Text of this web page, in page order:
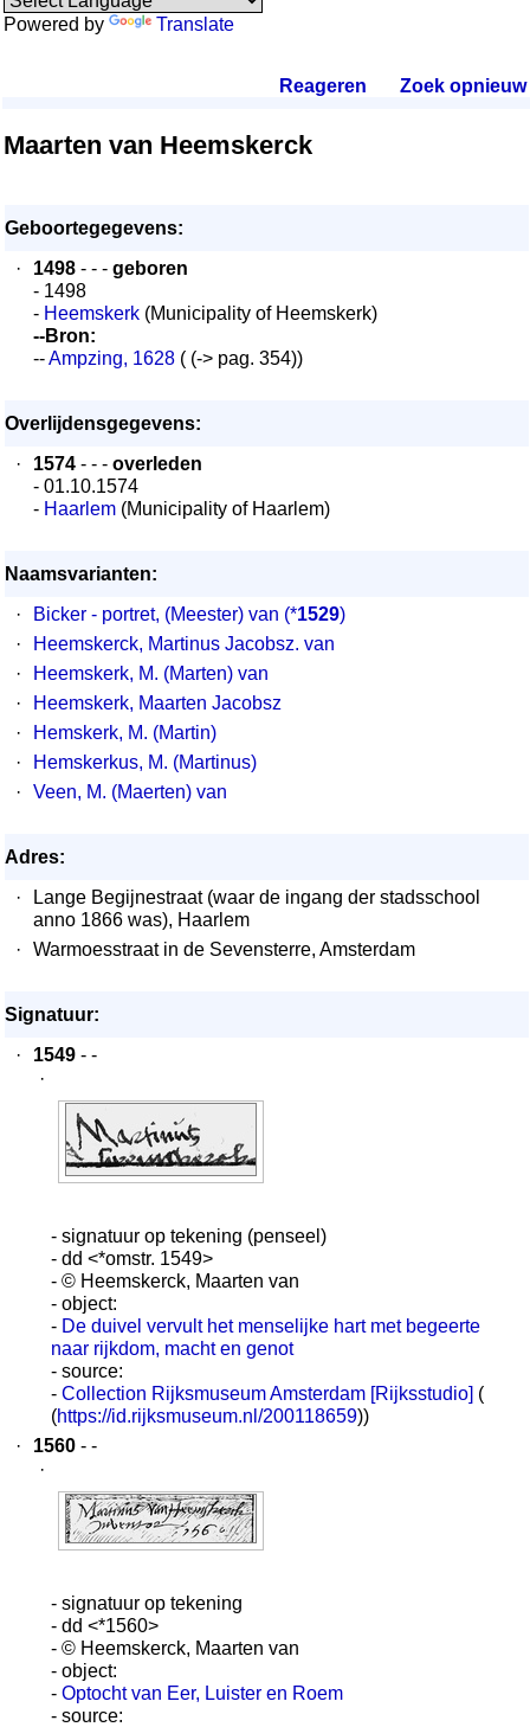
Powered by Translate
Reageren Zoek opnieuw.
Maarten van Heemskerck
Geboortegegevens:
·
1498 - - - geboren
- 1498
- Heemskerk (Municipality of Heemskerk)
--Bron:
--Ampzing, 1628 ( (-> pag. 354))
Overlijdensgegevens:
·
1574 - - - overleden
- 01.10.1574
- Haarlem (Municipality of Haarlem)
Naamsvarianten:
·
Bicker - portret, (Meester) van (*1529)
·
Heemskerck, Martinus Jacobsz. van
·
Heemskerk, M. (Marten) van
·
Heemskerk, Maarten Jacobsz
·
Hemskerk, M. (Martin)
·
Hemskerkus, M. (Martinus)
·
Veen, M. (Maerten) van
Adres:
·
Lange Begijnestraat (waar de ingang der stadsschool
anno 1866 was), Haarlem
·
Warmoesstraat in de Sevensterre, Amsterdam
Signatuur:
·
1549 - -
·
- signatuur op tekening (penseel)
- dd <*omstr. 1549>
- © Heemskerck, Maarten van
- object:
- De duivel vervult het menselijke hart met begeerte
naar rijkdom, macht en genot
- source:
- Collection Rijksmuseum Amsterdam [Rijksstudio] (
(https://id.rijksmuseum.nl/200118659))
·
1560 - -
·
- signatuur op tekening
- dd <*1560>
- © Heemskerck, Maarten van
- object:
- Optocht van Eer, Luister en Roem
- source: